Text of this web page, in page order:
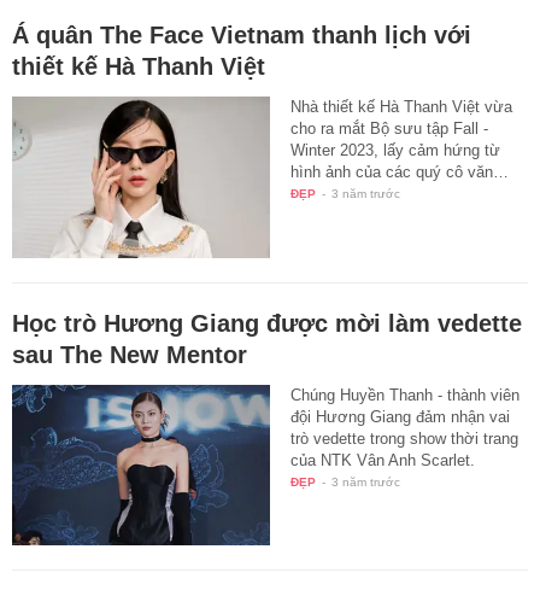
Á quân The Face Vietnam thanh lịch với
thiết kế Hà Thanh Việt
Nhà thiết kế Hà Thanh Việt vừa
cho ra mắt Bộ sưu tập Fall -
Winter 2023, lấy cảm hứng từ
hình ảnh của các quý cô văn…
ĐẸP - 3 năm trước
Học trò Hương Giang được mời làm vedette
sau The New Mentor
Chúng Huyền Thanh - thành viên
đội Hương Giang đảm nhận vai
trò vedette trong show thời trang
của NTK Vân Anh Scarlet.
ĐẸP - 3 năm trước